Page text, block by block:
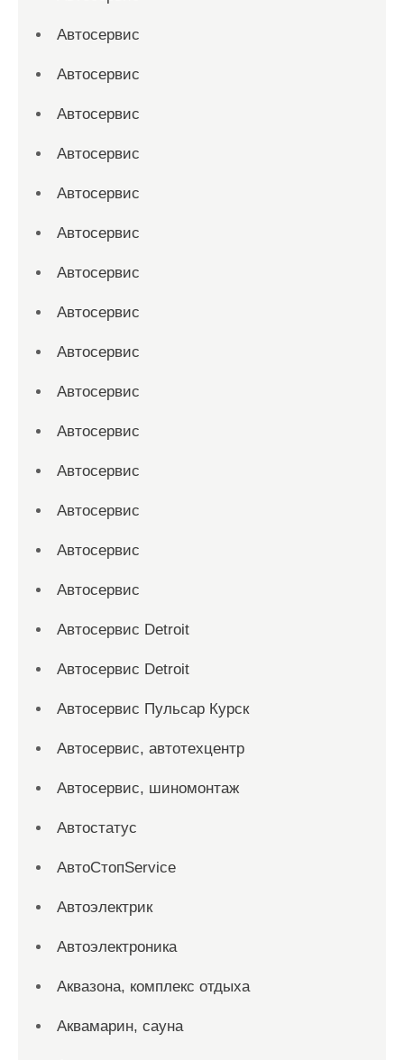
Автосервис
Автосервис
Автосервис
Автосервис
Автосервис
Автосервис
Автосервис
Автосервис
Автосервис
Автосервис
Автосервис
Автосервис
Автосервис
Автосервис
Автосервис
Автосервис Detroit
Автосервис Detroit
Автосервис Пульсар Курск
Автосервис, автотехцентр
Автосервис, шиномонтаж
Автостатус
АвтоСтопService
Автоэлектрик
Автоэлектроника
Аквазона, комплекс отдыха
Аквамарин, сауна